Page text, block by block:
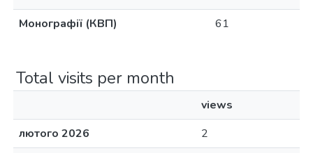
Монографії (КВП)
61
Total visits per month
views
лютого 2026
2